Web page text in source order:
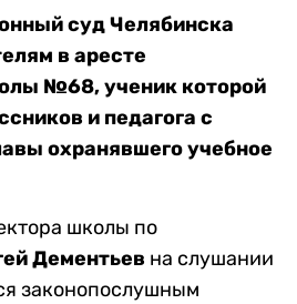
суд Челябинска
в аресте
№68, ученик которой
и педагога с
охранявшего учебное
школы по
Дементьев на слушании
законопослушным